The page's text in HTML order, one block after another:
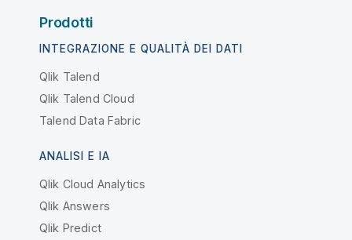
Prodotti
INTEGRAZIONE E QUALITÀ DEI DATI
Qlik Talend
Qlik Talend Cloud
Talend Data Fabric
ANALISI E IA
Qlik Cloud Analytics
Qlik Answers
Qlik Predict